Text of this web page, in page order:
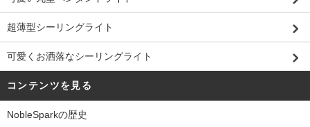
超薄型シーリングライト
可愛くお洒落なシーリングライト
コンテンツを見る
NobleSparkの歴史